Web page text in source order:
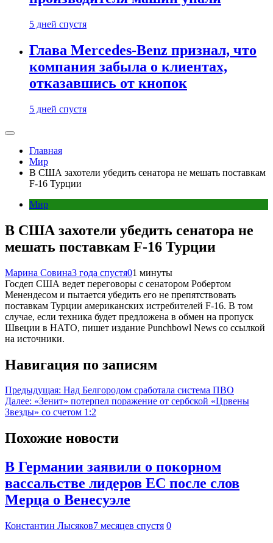
5 дней спустя
Глава Mercedes-Benz признал, что
компания забыла о клиентах,
отказавшись от кнопок
5 дней спустя
Главная
Мир
В США захотели убедить сенатора не мешать поставкам
F-16 Турции
Мир
В США захотели убедить сенатора не
мешать поставкам F-16 Турции
Марина Совина3 года спустя01 минуты
Госдеп США ведет переговоры с сенатором Робертом
Менендесом и пытается убедить его не препятствовать
поставкам Турции американских истребителей F-16. В том
случае, если техника будет предложена в обмен на пропуск
Швеции в НАТО, пишет издание Punchbowl News со ссылкой
на источники.
Навигация по записям
Предыдущая: Над Белгородом сработала система ПВО
Далее: «Зенит» потерпел поражение от сербской «Црвены
Звезды» со счетом 1:2
Похожие новости
В Германии заявили о покорном
вассальстве лидеров ЕС после слов
Мерца о Венесуэле
Константин Лысяков7 месяцев спустя 0